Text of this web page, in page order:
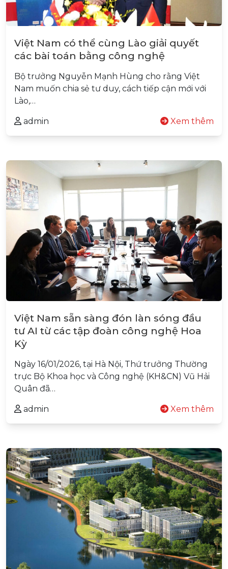
Việt Nam có thể cùng Lào giải quyết
các bài toán bằng công nghệ
Bộ trưởng Nguyễn Mạnh Hùng cho rằng Việt
Nam muốn chia sẻ tư duy, cách tiếp cận mới với
Lào,…
admin Xem thêm
Việt Nam sẵn sàng đón làn sóng đầu
tư AI từ các tập đoàn công nghệ Hoa
Kỳ
Ngày 16/01/2026, tại Hà Nội, Thứ trưởng Thường
trực Bộ Khoa học và Công nghệ (KH&CN) Vũ Hải
Quân đã…
admin Xem thêm